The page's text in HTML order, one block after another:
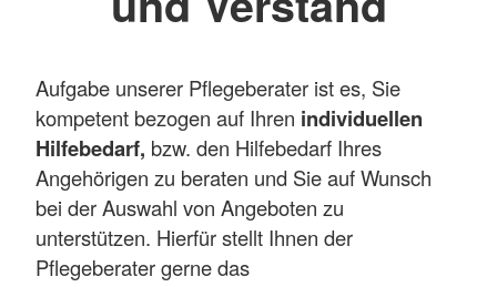
Aufgabe unserer Pflegeberater ist es, Sie
kompetent bezogen auf Ihren individuellen
Hilfebedarf, bzw. den Hilfebedarf Ihres
Angehörigen zu beraten und Sie auf Wunsch
bei der Auswahl von Angeboten zu
unterstützen. Hierfür stellt Ihnen der
Pflegeberater gerne das